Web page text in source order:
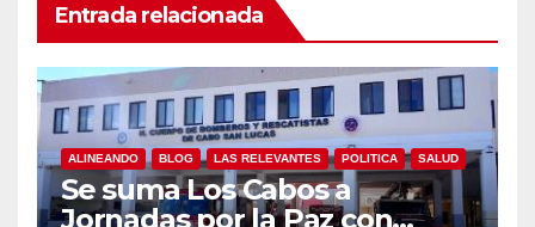
Entrada relacionada
ALINEANDO BLOG LAS RELEVANTES POLITICA SALUD
Se suma Los Cabos a
Jornadas por la Paz con